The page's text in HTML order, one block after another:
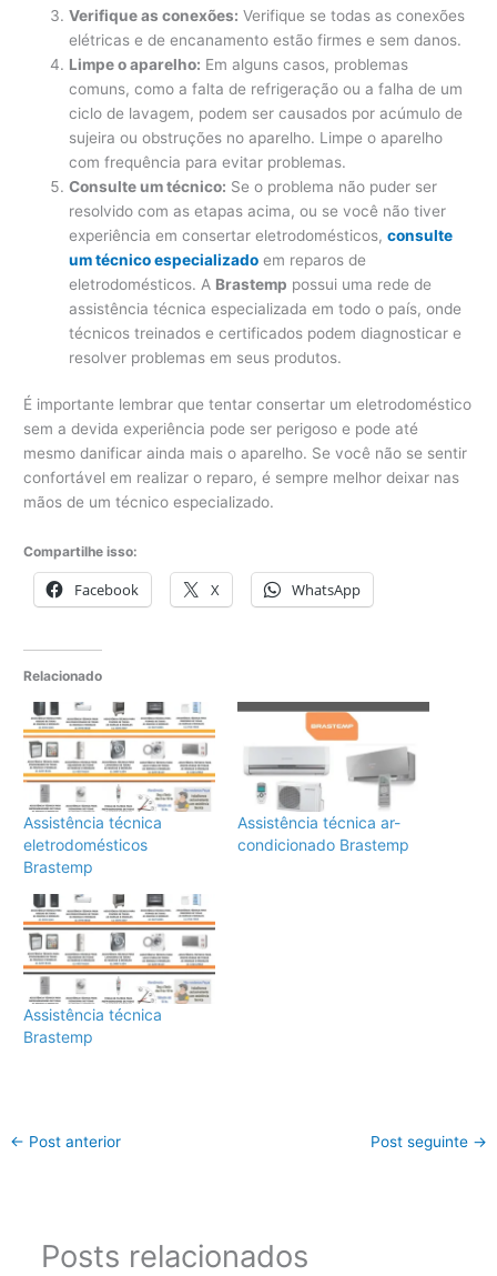
Verifique as conexões: Verifique se todas as conexões
elétricas e de encanamento estão firmes e sem danos.
Limpe o aparelho: Em alguns casos, problemas
comuns, como a falta de refrigeração ou a falha de um
ciclo de lavagem, podem ser causados ​​por acúmulo de
sujeira ou obstruções no aparelho. Limpe o aparelho
com frequência para evitar problemas.
Consulte um técnico: Se o problema não puder ser
resolvido com as etapas acima, ou se você não tiver
experiência em consertar eletrodomésticos,consulte
um técnico especializado em reparos de
eletrodomésticos. A Brastemp possui uma rede de
assistência técnica especializada em todo o país, onde
técnicos treinados e certificados podem diagnosticar e
resolver problemas em seus produtos.
É importante lembrar que tentar consertar um eletrodoméstico
sem a devida experiência pode ser perigoso e pode até
mesmo danificar ainda mais o aparelho. Se você não se sentir
confortável em realizar o reparo, é sempre melhor deixar nas
mãos de um técnico especializado.
Compartilhe isso:
Facebook X WhatsApp
Relacionado
Assistência técnica
eletrodomésticos
Brastemp
Assistência técnica ar-
condicionado Brastemp
Assistência técnica
Brastemp
← Post anterior Post seguinte →
Posts relacionados